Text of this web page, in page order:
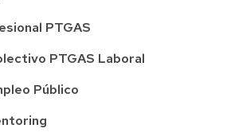
PTGAS
PTGAS Laboral
Público